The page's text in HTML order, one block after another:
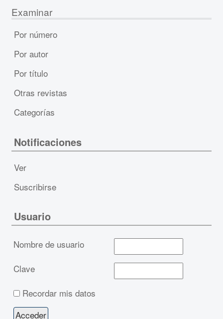
Examinar
Por número
Por autor
Por título
Otras revistas
Categorías
Notificaciones
Ver
Suscribirse
Usuario
Nombre de usuario
Clave
Recordar mis datos